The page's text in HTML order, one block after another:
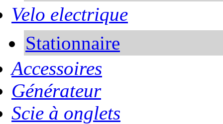
Velo electrique
Stationnaire
Accessoires
Générateur
Scie à onglets